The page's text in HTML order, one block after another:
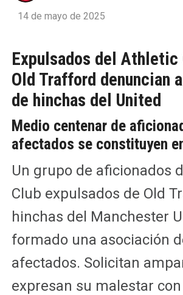
14 de mayo de 2025
Expulsados del Athletic
Old Trafford denuncian
de hinchas del United
Medio centenar de
afectados se constituyen
Un grupo de aficionados
Club expulsados de Old
hinchas del Manchester
formado una asociación
afectados. Solicitan
expresan su malestar con